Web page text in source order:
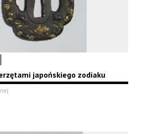
japońskiego zodiaku